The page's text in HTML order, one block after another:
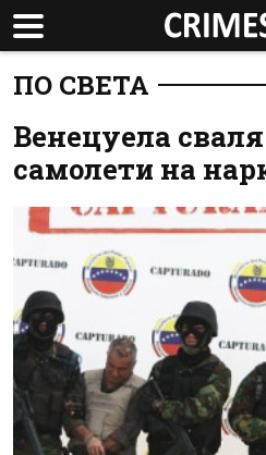
ПО СВЕТА
Венецуела
самолети на